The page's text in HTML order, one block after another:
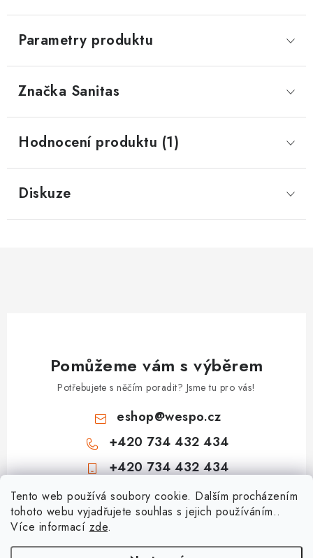
Tento web používá soubory cookie. Dalším procházením
tohoto webu vyjadřujete souhlas s jejich používáním..
Více informací zde.
Parametry produktu
Značka Sanitas
Hodnocení produktu (1)
Diskuze
Pomůžeme vám s výběrem
Potřebujete s něčím poradit? Jsme tu pro vás!
eshop@wespo.cz
+420 734 432 434
+420 734 432 434
Informace pro vás